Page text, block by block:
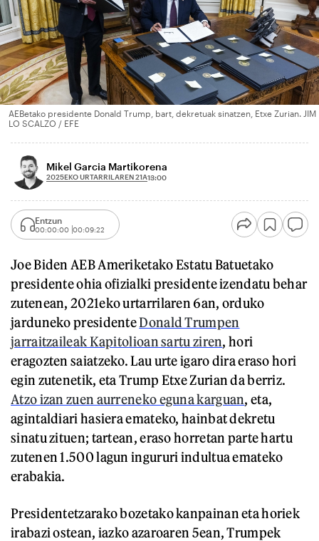
AEBetako presidente Donald Trump, bart, dekretuak sinatzen, Etxe Zurian. JIM
LO SCALZO / EFE
Mikel Garcia Martikorena
2025EKO URTARRILAREN 21A13:00
Entzun
00:00:00 00:09:22
Joe Biden AEB Ameriketako Estatu Batuetako
presidente ohia ofizialki presidente izendatu behar
zutenean, 2021eko urtarrilaren 6an, orduko
jarduneko presidenteDonald Trumpen
jarraitzaileak Kapitolioan sartu ziren, hori
eragozten saiatzeko. Lau urte igaro dira eraso hori
egin zutenetik, eta Trump Etxe Zurian da berriz.
Atzo izan zuen aurreneko eguna karguan, eta,
agintaldiari hasiera emateko, hainbat dekretu
sinatu zituen; tartean, eraso horretan parte hartu
zutenen 1.500 lagun ingururi indultua emateko
erabakia.
Presidentetzarako bozetako kanpainan eta horiek
irabazi ostean, iazko azaroaren 5ean, Trumpek